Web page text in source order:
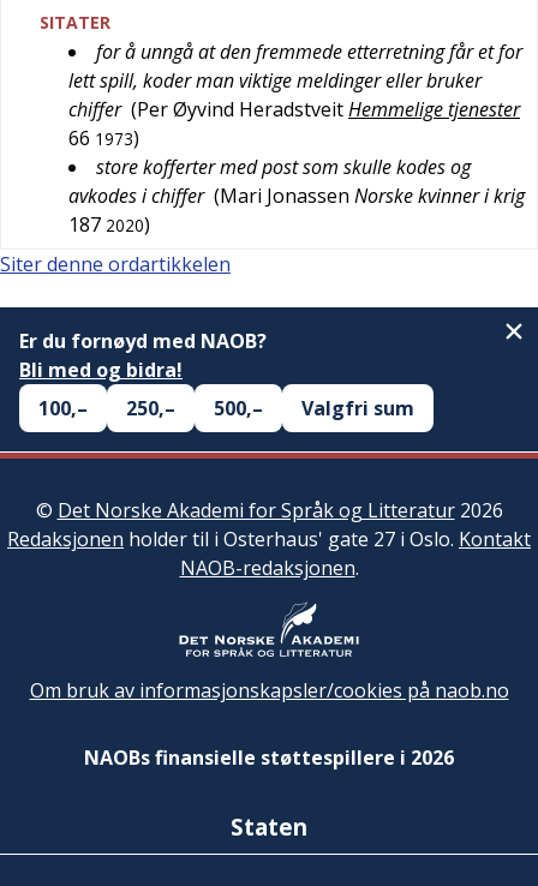
SITATER
for å unngå at den fremmede etterretning får et for
lett spill, koder man viktige meldinger eller bruker
chiffer (Per Øyvind HeradstveitHemmelige tjenester
66 1973)
store kofferter med post som skulle kodes og
avkodes i chiffer (Mari Jonassen Norske kvinner i krig
187 2020)
Siter denne ordartikkelen
Er du fornøyd med NAOB?
Bli med og bidra!
100,–
250,– 500,– Valgfri sum
© Det Norske Akademi for Språk og Litteratur2026
Redaksjonen holder til i Osterhaus' gate 27 i Oslo. Kontakt
NAOB-redaksjonen.
Om bruk av informasjonskapsler/cookies på naob.no
NAOBs finansielle støttespillere i 2026
Staten